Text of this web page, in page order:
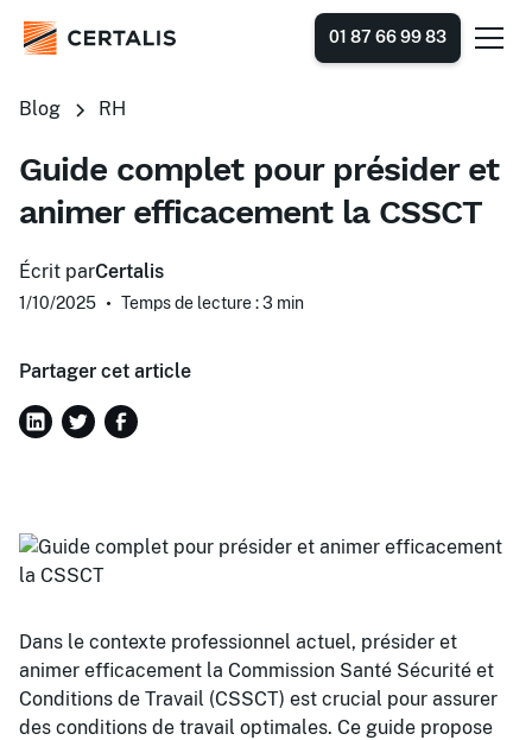
01 87 66 99 83
Blog RH
Guide complet pour présider et
animer efficacement la CSSCT
Écrit parCertalis
1/10/2025 • Temps de lecture : 3 min
Partager cet article
Dans le contexte professionnel actuel, présider et
animer efficacement la Commission Santé Sécurité et
Conditions de Travail (CSSCT) est crucial pour assurer
des conditions de travail optimales. Ce guide propose